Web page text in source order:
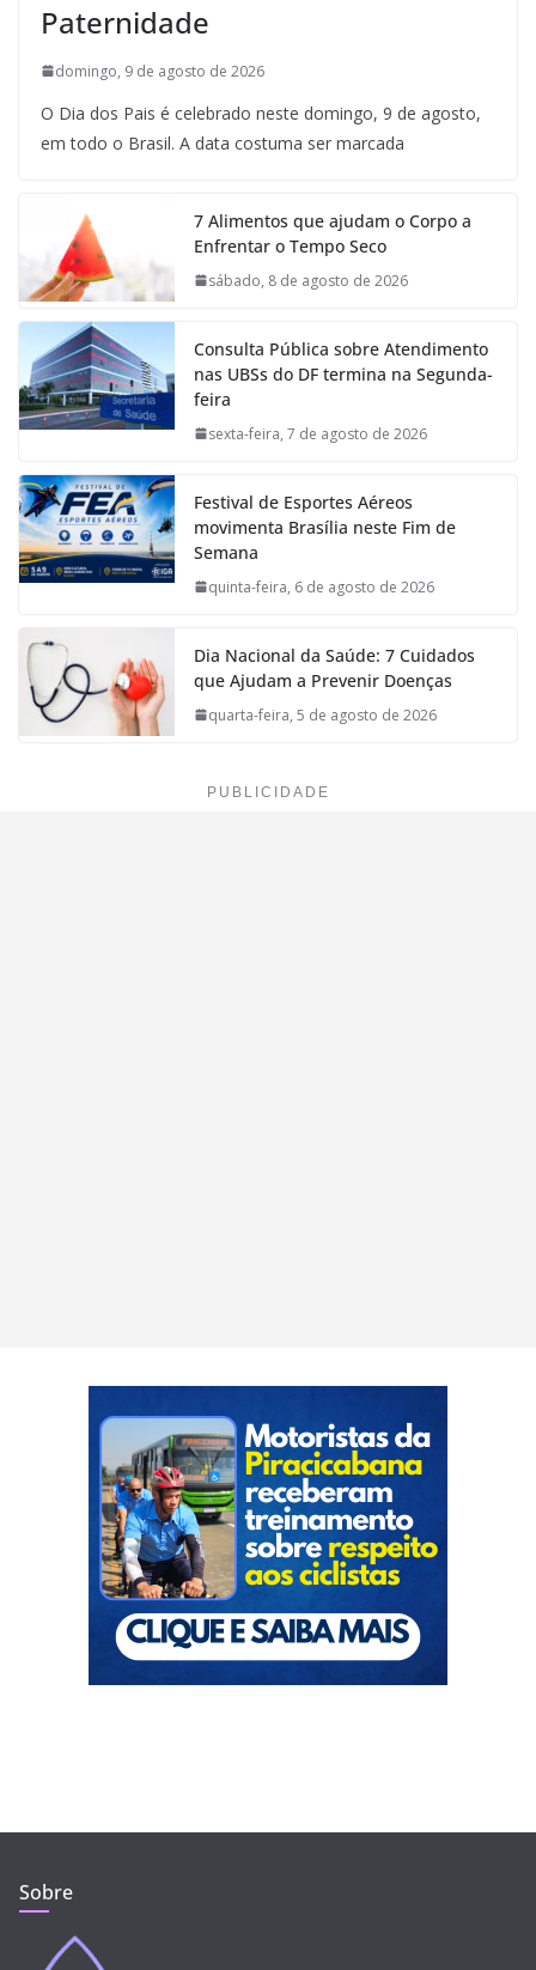
Paternidade
domingo, 9 de agosto de 2026
O Dia dos Pais é celebrado neste domingo, 9 de agosto,
em todo o Brasil. A data costuma ser marcada
7 Alimentos que ajudam o Corpo a
Enfrentar o Tempo Seco
sábado, 8 de agosto de 2026
Consulta Pública sobre Atendimento
nas UBSs do DF termina na Segunda-
feira
sexta-feira, 7 de agosto de 2026
Festival de Esportes Aéreos
movimenta Brasília neste Fim de
Semana
quinta-feira, 6 de agosto de 2026
Dia Nacional da Saúde: 7 Cuidados
que Ajudam a Prevenir Doenças
quarta-feira, 5 de agosto de 2026
PUBLICIDADE
Sobre